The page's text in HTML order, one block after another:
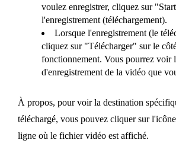
voulez enregistrer, cliquez sur
l'enregistrement (téléchargement).
Lorsque l'enregistrement (le
cliquez sur "Télécharger" sur le
fonctionnement. Vous pourrez voir
d'enregistrement de la vidéo que
À propos, pour voir la destination
téléchargé, vous pouvez cliquer sur
ligne où le fichier vidéo est affiché.